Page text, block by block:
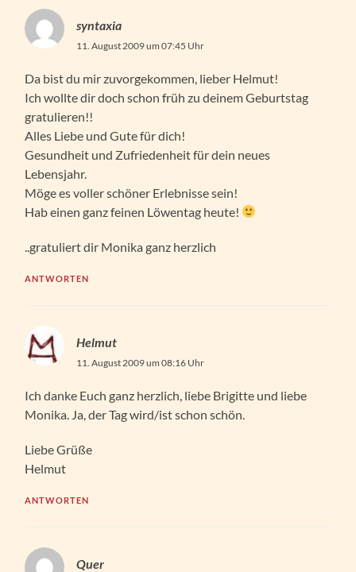
syntaxia
11. August 2009 um 07:45 Uhr
Da bist du mir zuvorgekommen, lieber Helmut!
Ich wollte dir doch schon früh zu deinem Geburtstag
gratulieren!!
Alles Liebe und Gute für dich!
Gesundheit und Zufriedenheit für dein neues
Lebensjahr.
Möge es voller schöner Erlebnisse sein!
Hab einen ganz feinen Löwentag heute!
..gratuliert dir Monika ganz herzlich
ANTWORTEN
Helmut
11. August 2009 um 08:16 Uhr
Ich danke Euch ganz herzlich, liebe Brigitte und liebe
Monika. Ja, der Tag wird/ist schon schön.
Liebe Grüße
Helmut
ANTWORTEN
Quer